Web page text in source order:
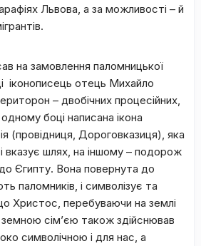
Львова, а за можливості – й
на замовлення паломницької
іконописець отець Михайло
– двобічних процесійних,
боці написана ікона
(провідниця, Дороговказиця), яка
вказує шлях, на іншому – подорож
Єгипту. Вона повернута до
паломників, і символізує та
Христос, перебуваючи на землі
сім’єю також здійснював
символічною і для нас, а